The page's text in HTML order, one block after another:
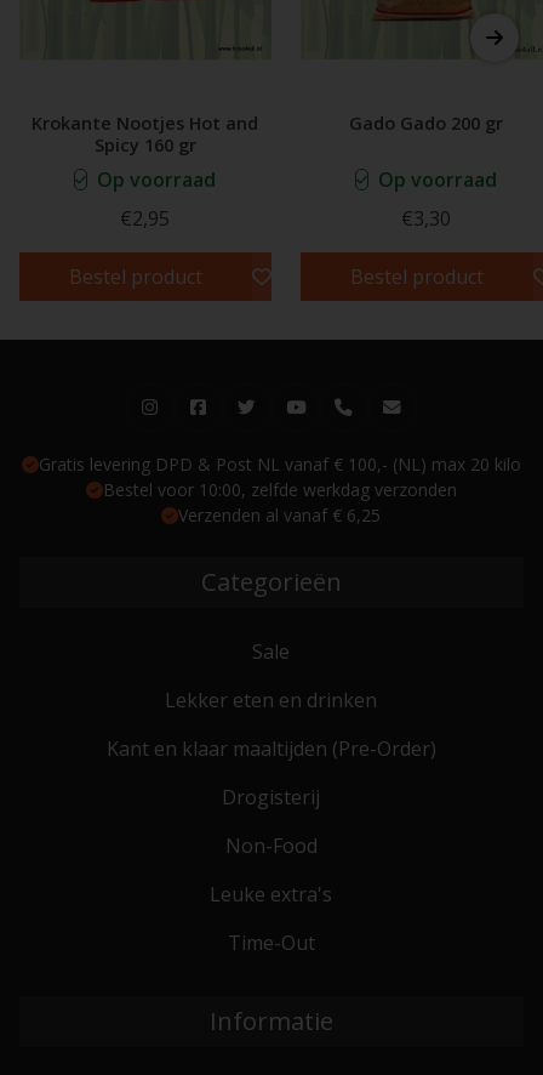
Krokante Nootjes Hot and
Spicy 160 gr
Op voorraad
€2,95
Bestel product
Gado Gado 200 gr
Op voorraad
€3,30
Bestel product
Gratis levering DPD & Post NL vanaf € 100,- (NL) max 20 kilo
Bestel voor 10:00, zelfde werkdag verzonden
Verzenden al vanaf € 6,25
Categorieën
Sale
Lekker eten en drinken
Kant en klaar maaltijden (Pre-Order)
Drogisterij
Non-Food
Leuke extra's
Time-Out
Informatie